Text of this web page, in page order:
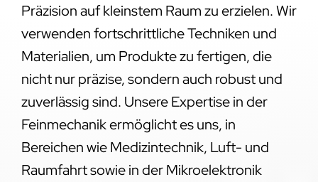
Präzision auf kleinstem Raum zu erzielen. Wir
verwenden fortschrittliche Techniken und
Materialien, um Produkte zu fertigen, die
nicht nur präzise, sondern auch robust und
zuverlässig sind. Unsere Expertise in der
Feinmechanik ermöglicht es uns, in
Bereichen wie Medizintechnik, Luft- und
Raumfahrt sowie in der Mikroelektronik